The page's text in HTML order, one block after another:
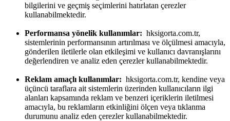
bilgilerini ve geçmiş seçimlerini hatırlatan çerezler
kullanabilmektedir.
Performansa yönelik kullanımlar: hksigorta.com.tr,
sistemlerinin performansının artırılması ve ölçülmesi amacıyla,
gönderilen iletilerle olan etkileşimi ve kullanıcı davranışlarını
değerlendiren ve analiz eden çerezler kullanabilmektedir.
Reklam amaçlı kullanımlar: hksigorta.com.tr, kendine veya
üçüncü taraflara ait sistemlerin üzerinden kullanıcıların ilgi
alanları kapsamında reklam ve benzeri içeriklerin iletilmesi
amacıyla, bu reklamların etkinliğini ölçen veya tıklanma
durumunu analiz eden çerezler kullanabilmektedir.